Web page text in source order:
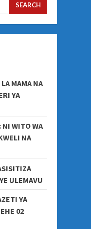
SEARCH
MAMA NA
YA
WITO WA
NA
ULEMAVU
YA
02